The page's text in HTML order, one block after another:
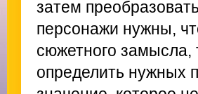
затем
персонажи нужны,
сюжетного замысла,
определить нужных